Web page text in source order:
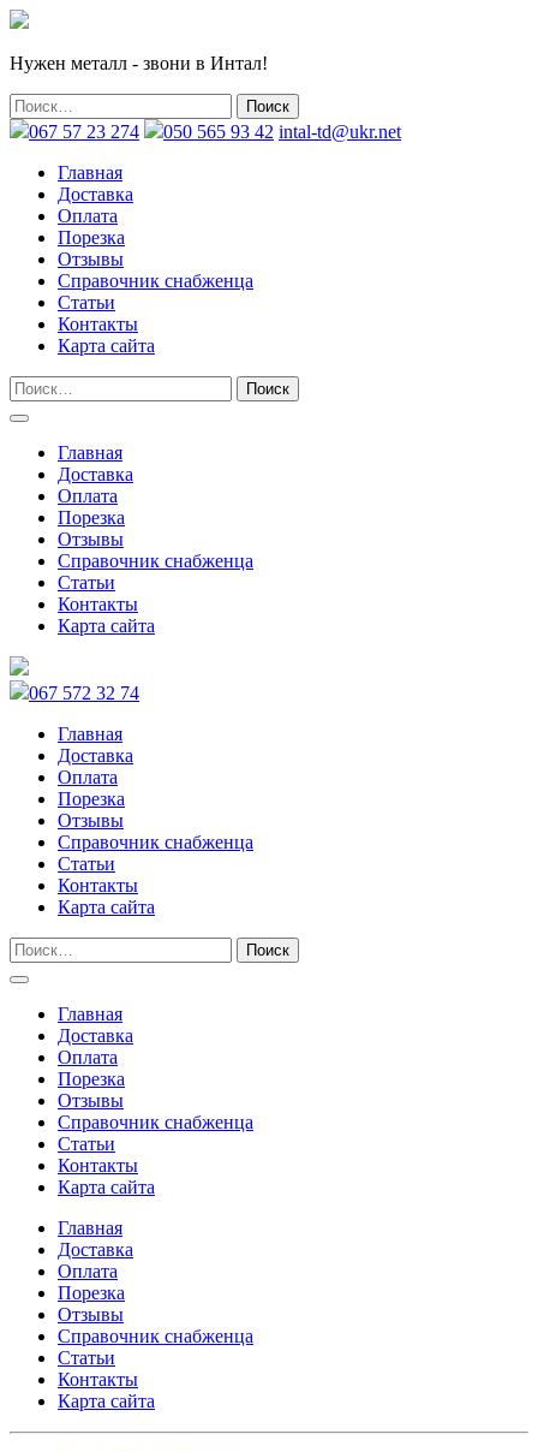
Нужен металл - звони в Интал!
067 57 23 274 050 565 93 42 intal-td@ukr.net
Главная
Доставка
Оплата
Порезка
Отзывы
Справочник снабженца
Статьи
Контакты
Карта сайта
Главная
Доставка
Оплата
Порезка
Отзывы
Справочник снабженца
Статьи
Контакты
Карта сайта
067 572 32 74
Главная
Доставка
Оплата
Порезка
Отзывы
Справочник снабженца
Статьи
Контакты
Карта сайта
Главная
Доставка
Оплата
Порезка
Отзывы
Справочник снабженца
Статьи
Контакты
Карта сайта
Главная
Доставка
Оплата
Порезка
Отзывы
Справочник снабженца
Статьи
Контакты
Карта сайта